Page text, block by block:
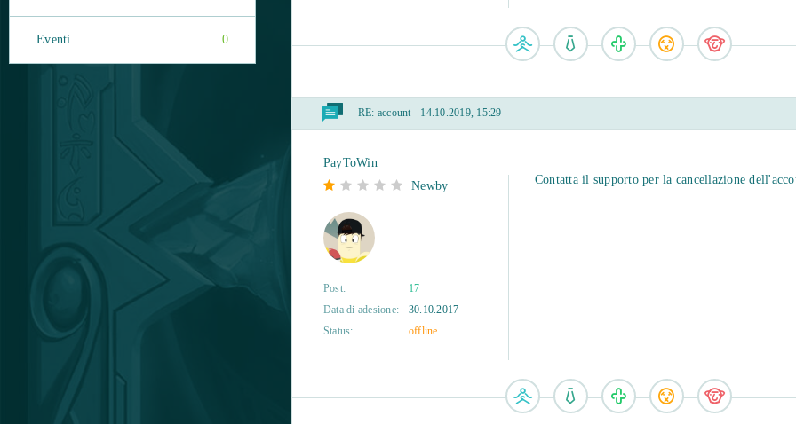
RE: account - 14.10.2019, 15:29
PayToWin
Newby
Post:
17
Data di adesione:
30.10.2017
Status:
offline
Contatta il supporto per la cancellazione
Eventi 0